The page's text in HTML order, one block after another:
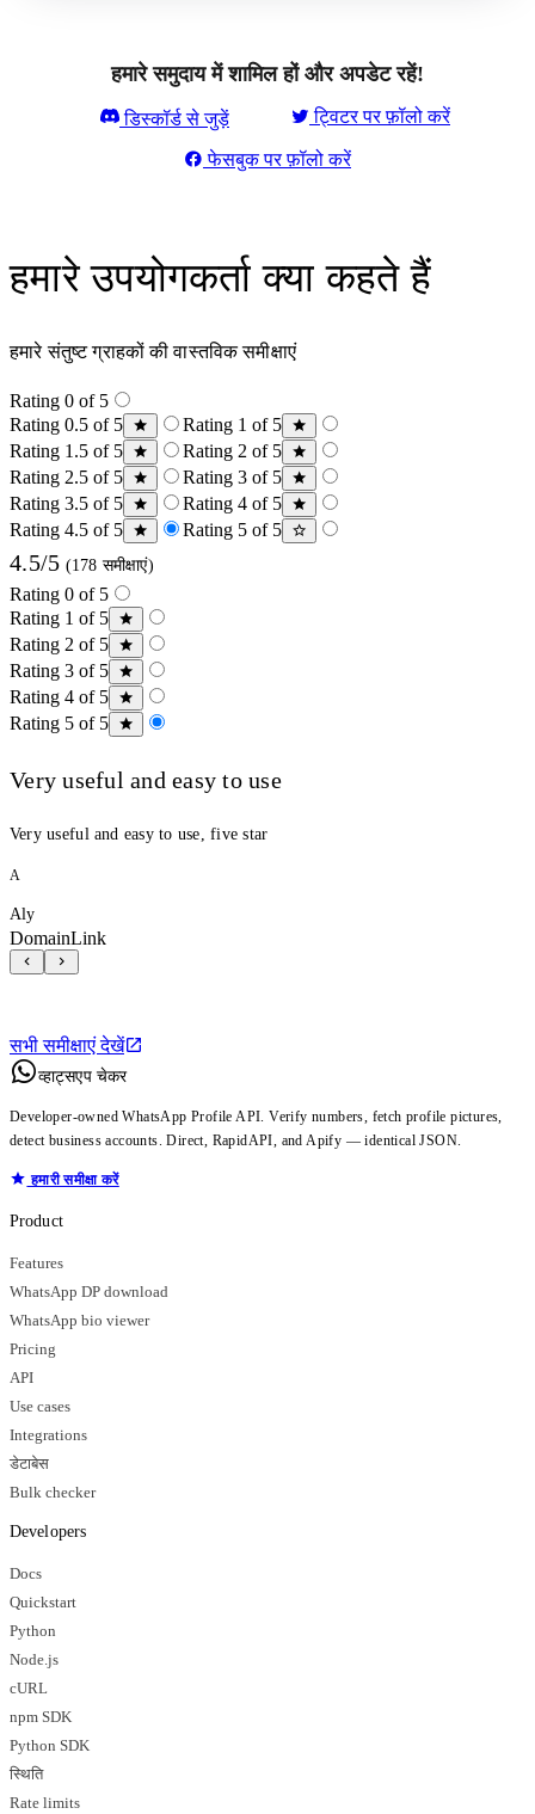
हमारे समुदाय में शामिल हों और अपडेट रहें!
डिस्कॉर्ड से जुड़ें ट्विटर पर फ़ॉलो करें
फेसबुक पर फ़ॉलो करें
हमारे उपयोगकर्ता क्या कहते हैं
हमारे संतुष्ट ग्राहकों की वास्तविक समीक्षाएं
Rating 0 of 5
Rating 0.5 of 5
Rating 1 of 5
Rating 1.5 of 5
Rating 2 of 5
Rating 2.5 of 5
Rating 3 of 5
Rating 3.5 of 5
Rating 4 of 5
Rating 4.5 of 5
Rating 5 of 5
4.5/5 (178 समीक्षाएं)
Rating 0 of 5
Rating 1 of 5
Rating 2 of 5
Rating 3 of 5
Rating 4 of 5
Rating 5 of 5
Very useful and easy to use
Very useful and easy to use, five star
A
Aly
DomainLink
सभी समीक्षाएं देखें
व्हाट्सएप चेकर
Developer-owned WhatsApp Profile API. Verify numbers, fetch profile pictures,
detect business accounts. Direct, RapidAPI, and Apify — identical JSON.
हमारी समीक्षा करें
Product
Features
WhatsApp DP download
WhatsApp bio viewer
Pricing
API
Use cases
Integrations
डेटाबेस
Bulk checker
Developers
Docs
Quickstart
Python
Node.js
cURL
npm SDK
Python SDK
स्थिति
Rate limits